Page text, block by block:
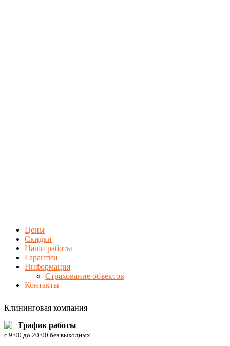
Цены
Скидки
Наши работы
Гарантии
Информация
Страхование объектов
Контакты
Клининговая компания
График работы
c 9:00 до 20:00 без выходных